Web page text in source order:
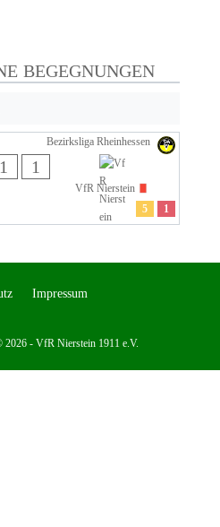
BEGEGNUNGEN
Bezirksliga Rheinhessen
1 1
VfR Nierstein
5
1
Impressum
- VfR Nierstein 1911 e.V.